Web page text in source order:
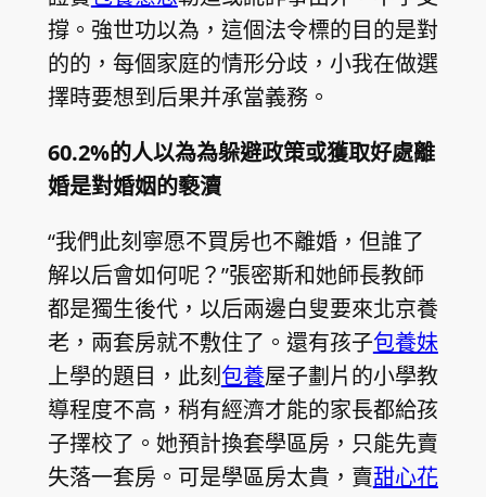
撐。強世功以為，這個法令標的目的是對
的的，每個家庭的情形分歧，小我在做選
擇時要想到后果并承當義務。
60.2%的人以為為躲避政策或獲取好處離
婚是對婚姻的褻瀆
“我們此刻寧愿不買房也不離婚，但誰了
解以后會如何呢？”張密斯和她師長教師
都是獨生後代，以后兩邊白叟要來北京養
老，兩套房就不敷住了。還有孩子包養妹
上學的題目，此刻 包養屋子劃片的小學教
導程度不高，稍有經濟才能的家長都給孩
子擇校了。她預計換套學區房，只能先賣
失落一套房。可是學區房太貴，賣甜心花